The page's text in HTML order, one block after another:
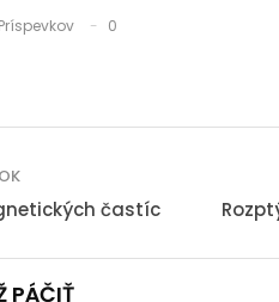
0
častíc
PÁČIŤ